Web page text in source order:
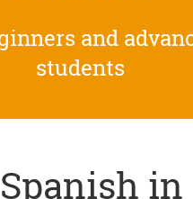
and
students
in